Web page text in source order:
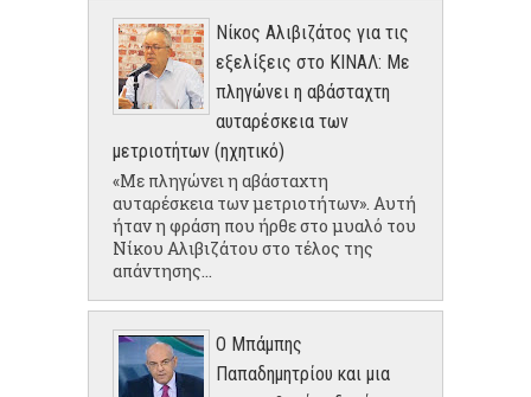
Νίκος Αλιβιζάτος για τις
εξελίξεις στο ΚΙΝΑΛ: Με
πληγώνει η αβάσταχτη
αυταρέσκεια των
μετριοτήτων (ηχητικό)
«Με πληγώνει η αβάσταχτη
αυταρέσκεια των μετριοτήτων». Αυτή
ήταν η φράση που ήρθε στο μυαλό του
Νίκου Αλιβιζάτου στο τέλος της
απάντησης...
Ο Μπάμπης
Παπαδημητρίου και μια